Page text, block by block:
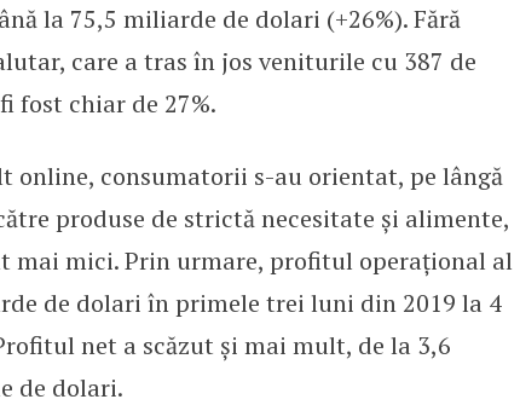
la 75,5 miliarde de dolari (+26%). Fără
care a tras în jos veniturile cu 387 de
fost chiar de 27%.
online, consumatorii s-au orientat, pe lângă
produse de strictă necesitate și alimente,
mai mici. Prin urmare, profitul operațional al
de dolari în primele trei luni din 2019 la 4
net a scăzut și mai mult, de la 3,6
de dolari.